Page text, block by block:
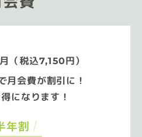
（税込7,150円）
月会費が割引に！
になります！